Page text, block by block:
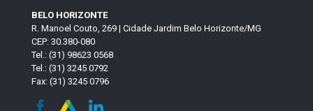
BELO HORIZONTE
R. Manoel Couto, 269 | Cidade Jardim Belo Horizonte/MG
CEP: 30.380-080
Tel.: (31) 98623 0568
Tel.: (31) 3245 0792
Fax: (31) 3245 0796